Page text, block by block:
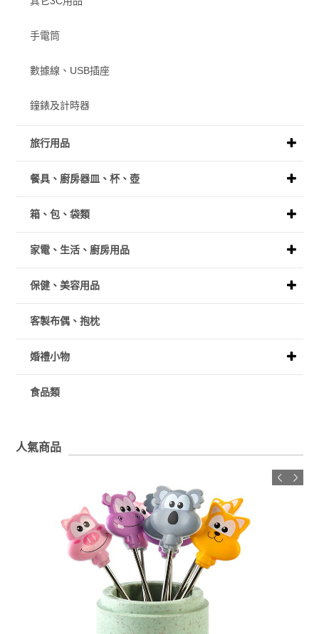
手電筒
數據線、USB插座
鐘錶及計時器
旅行用品
餐具、廚房器皿、杯、壺
箱、包、袋類
家電、生活、廚房用品
保健、美容用品
客製布偶、抱枕
婚禮小物
食品類
人氣商品